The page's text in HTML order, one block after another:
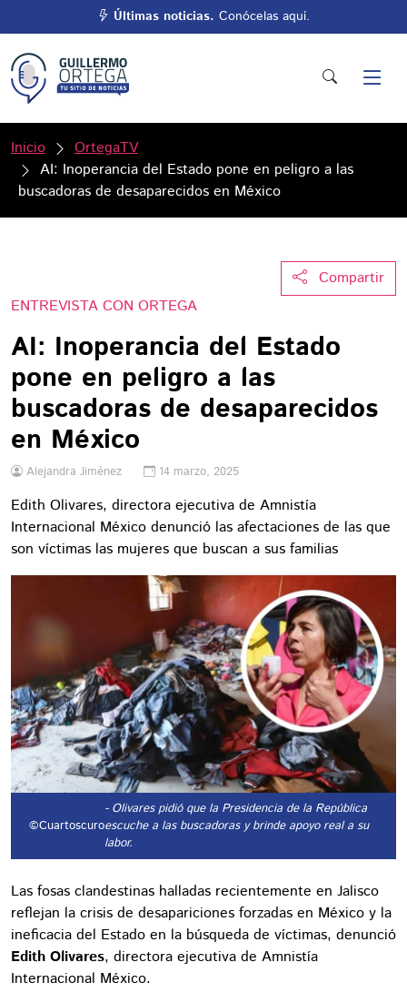
Últimas noticias. Conócelas aquí.
Inicio
OrtegaTV
AI: Inoperancia del Estado pone en peligro a las
buscadoras de desaparecidos en México
Compartir
ENTREVISTA CON ORTEGA
AI: Inoperancia del Estado
pone en peligro a las
buscadoras de desaparecidos
en México
Alejandra Jiménez 14 marzo, 2025
Edith Olivares, directora ejecutiva de Amnistía
Internacional México denunció las afectaciones de las que
son víctimas las mujeres que buscan a sus familias
©Cuartoscuro
- Olivares pidió que la Presidencia de la República
escuche a las buscadoras y brinde apoyo real a su
labor.
Las fosas clandestinas halladas recientemente en Jalisco
reflejan la crisis de desapariciones forzadas en México y la
ineficacia del Estado en la búsqueda de víctimas, denunció
Edith Olivares, directora ejecutiva de Amnistía
Internacional México.